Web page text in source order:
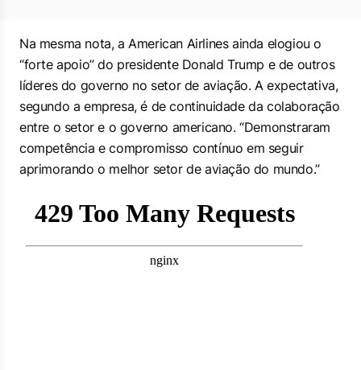
Na mesma nota, a American Airlines ainda elogiou o
“forte apoio” do presidente Donald Trump e de outros
líderes do governo no setor de aviação. A expectativa,
segundo a empresa, é de continuidade da colaboração
entre o setor e o governo americano. “Demonstraram
competência e compromisso contínuo em seguir
aprimorando o melhor setor de aviação do mundo.”